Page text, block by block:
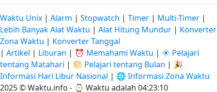
Waktu Unix | Alarm | Stopwatch | Timer | Multi-Timer |
Lebih Banyak Alat Waktu | Alat Hitung Mundur | Konverter
Zona Waktu | Konverter Tanggal
| Artikel | Liburan | ⏰ Memahami Waktu | ☀️ Pelajari
tentang Matahari | 🌕 Pelajari tentang Bulan | 🎉
Informasi Hari Libur Nasional | 🌐 Informasi Zona Waktu
2025 © Waktu.info - ⌚ Waktu adalah 04:23:11